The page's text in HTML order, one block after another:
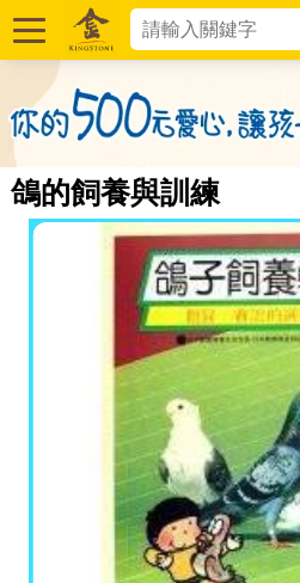
鴿的飼養與訓練